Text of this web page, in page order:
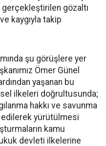
gerçekleştirilen gözaltı
kaygıyla takip
şu görüşlere yer
Ömer Günel
yaşanan bu
ilkeleri doğrultusunda;
hakkı ve savunma
edilerek yürütülmesi
kamu
devleti ilkelerine